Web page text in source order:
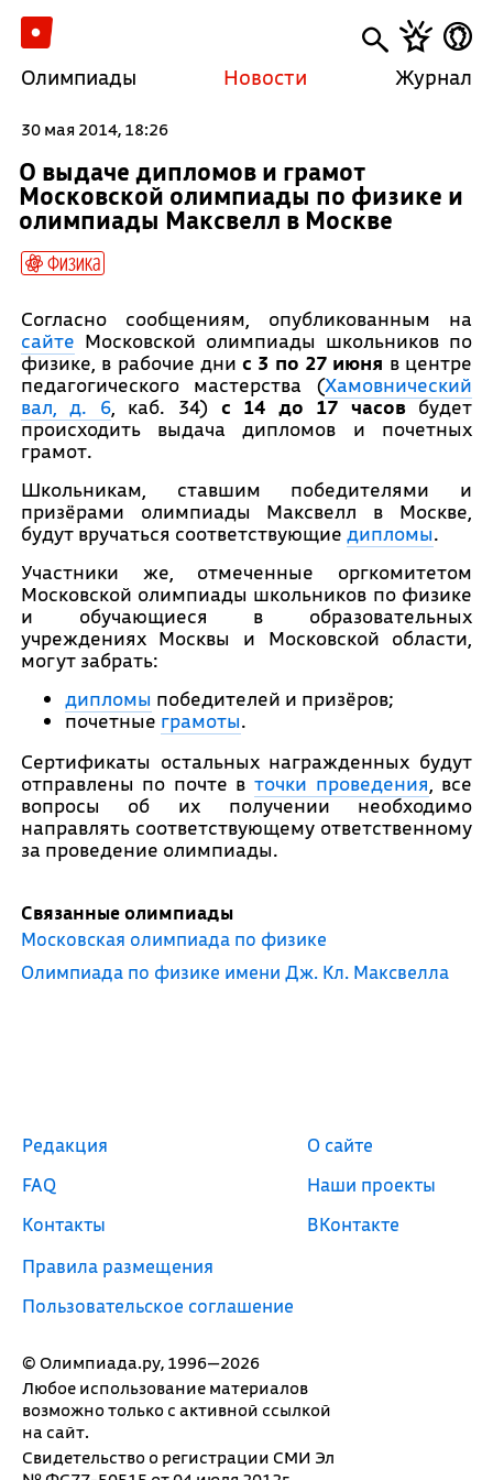
Олимпиады Новости Журнал
30 мая 2014, 18:26
О выдаче дипломов и грамот
Московской олимпиады по физике и
олимпиады Максвелл в Москве
Физика
Согласно сообщениям, опубликованным на
сайте Московской олимпиады школьников по
физике, в рабочие днис 3 по 27 июня в центре
педагогического мастерства (Хамовнический
вал, д. 6, каб. 34) c 14 до 17 часовбудет
происходить выдача дипломов и почетных
грамот.
Школьникам, ставшим победителями и
призёрами олимпиады Максвелл в Москве,
будут вручаться соответствующие дипломы.
Участники же, отмеченные оргкомитетом
Московской олимпиады школьников по физике
и обучающиеся в образовательных
учреждениях Москвы и Московской области,
могут забрать:
дипломы победителей и призёров;
почетные грамоты.
Сертификаты остальных награжденных будут
отправлены по почте вточки проведения, все
вопросы об их получении необходимо
направлять соответствующему ответственному
за проведение олимпиады.
Связанные олимпиады
Московская олимпиада по физике
Олимпиада по физике имени Дж. Кл. Максвелла
© Олимпиада.ру, 1996—2026
Любое использование материалов
возможно только с активной ссылкой
на сайт.
Свидетельство о регистрации СМИ Эл
Редакция
FAQ
Контакты
Правила размещения
Пользовательское соглашение
О сайте
Наши проекты
ВКонтакте